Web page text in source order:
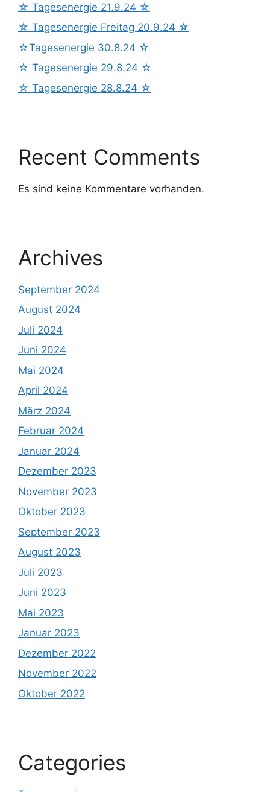
☆ Tagesenergie 21.9.24 ☆
☆ Tagesenergie Freitag 20.9.24 ☆
☆Tagesenergie 30.8.24 ☆
☆ Tagesenergie 29.8.24 ☆
☆ Tagesenergie 28.8.24 ☆
Recent Comments
Es sind keine Kommentare vorhanden.
Archives
September 2024
August 2024
Juli 2024
Juni 2024
Mai 2024
April 2024
März 2024
Februar 2024
Januar 2024
Dezember 2023
November 2023
Oktober 2023
September 2023
August 2023
Juli 2023
Juni 2023
Mai 2023
Januar 2023
Dezember 2022
November 2022
Oktober 2022
Categories